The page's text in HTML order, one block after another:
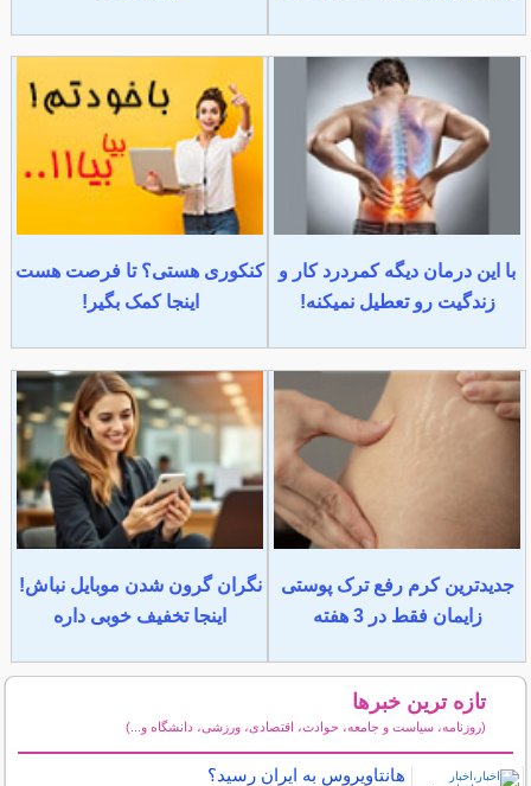
با این درمان دیگه کمردرد کار و
زندگیت رو تعطیل نمیکنه!
کنکوری هستی؟ تا فرصت هست
اینجا کمک بگیر!
جدیدترین کرم رفع ترک پوستی
زایمان فقط در 3 هفته
نگران گرون شدن موبایل نباش!
اینجا تخفیف خوبی داره
تازه ترین خبرها
(روزنامه، سیاست و جامعه، حوادث، اقتصادی، ورزشی، دانشگاه و...)
هانتاویروس به ایران رسید؟